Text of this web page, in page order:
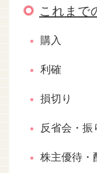
これまで
購入
利確
損切り
反省会・振
株主優待・